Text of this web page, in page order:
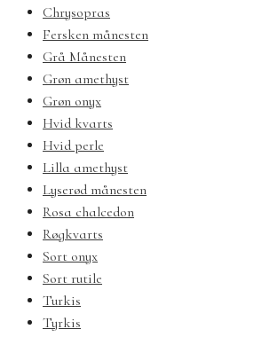
Chrysopras
Fersken månesten
Grå Månesten
Grøn amethyst
Grøn onyx
Hvid kvarts
Hvid perle
Lilla amethyst
Lyserød månesten
Rosa chalcedon
Røgkvarts
Sort onyx
Sort rutile
Turkis
Tyrkis